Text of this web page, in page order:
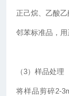
正己烷、乙酸
邻苯标准品，
（3）样品处理
将样品剪碎2-